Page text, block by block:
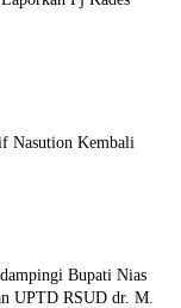
Nasution Kembali
Bupati Nias
UPTD RSUD dr. M.